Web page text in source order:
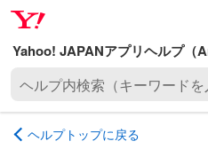
ナ
ビ
ゲ
ー
ョ
メ
イ
ン
コ
テ
プ
内 ヘルプトップに戻る